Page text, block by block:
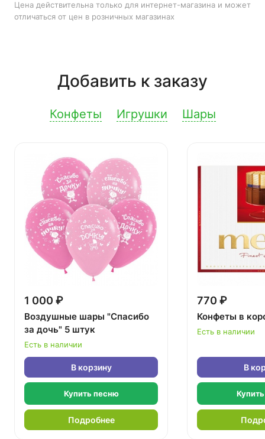
Цена действительна только для интернет-магазина и может
отличаться от цен в розничных магазинах
Добавить к заказу
Конфеты Игрушки Шары
1 000 ₽
Воздушные шары "Спасибо
за дочь" 5 штук
Есть в наличии
В корзину
Купить песню
Подробнее
770 ₽
Конфеты в
Есть в наличии
В